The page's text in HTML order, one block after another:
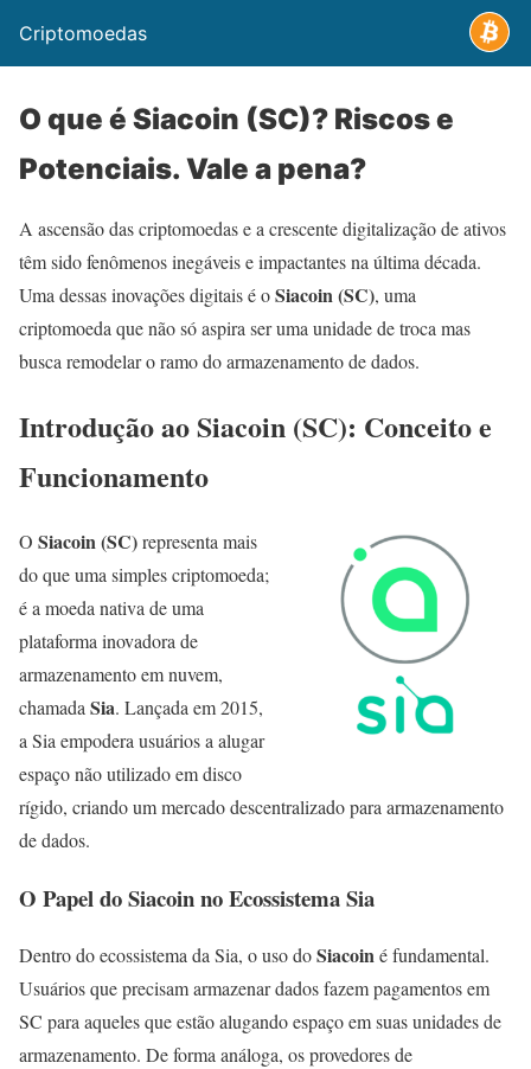
Criptomoedas
O que é Siacoin (SC)? Riscos e
Potenciais. Vale a pena?
A ascensão das criptomoedas e a crescente digitalização de ativos
têm sido fenômenos inegáveis e impactantes na última década.
Uma dessas inovações digitais é oSiacoin (SC), uma
criptomoeda que não só aspira ser uma unidade de troca mas
busca remodelar o ramo do armazenamento de dados.
Introdução ao Siacoin (SC): Conceito e
Funcionamento
O Siacoin (SC)representa mais
do que uma simples criptomoeda;
é a moeda nativa de uma
plataforma inovadora de
armazenamento em nuvem,
chamada Sia. Lançada em 2015,
a Sia empodera usuários a alugar
espaço não utilizado em disco
rígido, criando um mercado descentralizado para armazenamento
de dados.
O Papel do Siacoin no Ecossistema Sia
Dentro do ecossistema da Sia, o uso doSiacoiné fundamental.
Usuários que precisam armazenar dados fazem pagamentos em
SC para aqueles que estão alugando espaço em suas unidades de
armazenamento. De forma análoga, os provedores de